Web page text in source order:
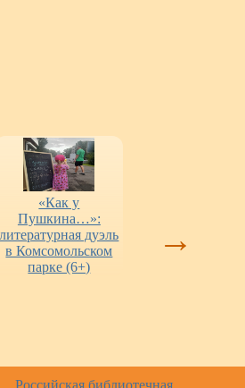
«Как у
Пушкина…»:
литературная дуэль
в Комсомольском
парке (6+)
экскурсии в места,
→